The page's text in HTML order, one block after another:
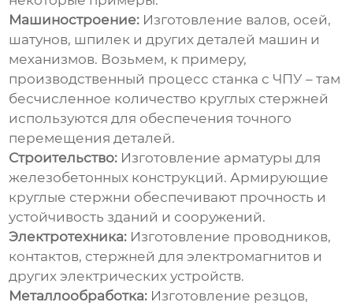
Машиностроение: Изготовление валов, осей,
шатунов, шпилек и других деталей машин и
механизмов. Возьмем, к примеру,
производственный процесс станка с ЧПУ – там
бесчисленное количество круглых стержней
используются для обеспечения точного
перемещения деталей.
Строительство: Изготовление арматуры для
железобетонных конструкций. Армирующие
круглые стержни обеспечивают прочность и
устойчивость зданий и сооружений.
Электротехника: Изготовление проводников,
контактов, стержней для электромагнитов и
других электрических устройств.
Металлообработка: Изготовление резцов,